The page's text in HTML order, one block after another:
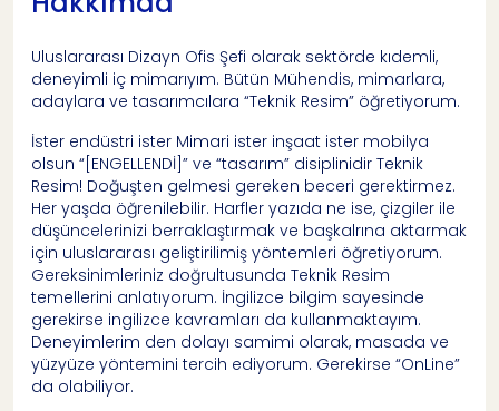
Uluslararası Dizayn Ofis Şefi olarak sektörde kıdemli,
deneyimli iç mimarıyım. Bütün Mühendis, mimarlara,
adaylara ve tasarımcılara “Teknik Resim” öğretiyorum.
İster endüstri ister Mimari ister inşaat ister mobilya
olsun “[ENGELLENDİ]” ve “tasarım” disiplinidir Teknik
Resim! Doğuşten gelmesi gereken beceri gerektirmez.
Her yaşda öğrenilebilir. Harfler yazıda ne ise, çizgiler ile
düşüncelerinizi berraklaştırmak ve başkalrına aktarmak
için uluslararası geliştirilimiş yöntemleri öğretiyorum.
Gereksinimleriniz doğrultusunda Teknik Resim
temellerini anlatıyorum. İngilizce bilgim sayesinde
gerekirse ingilizce kavramları da kullanmaktayım.
Deneyimlerim den dolayı samimi olarak, masada ve
yüzyüze yöntemini tercih ediyorum. Gerekirse “OnLine”
da olabiliyor.